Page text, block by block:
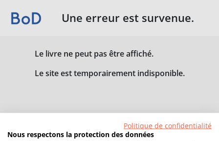
Une erreur est survenue.
Le livre ne peut pas être affiché.
Le site est temporairement indisponible.
Politique de confidentialité
Nous respectons la protection des données